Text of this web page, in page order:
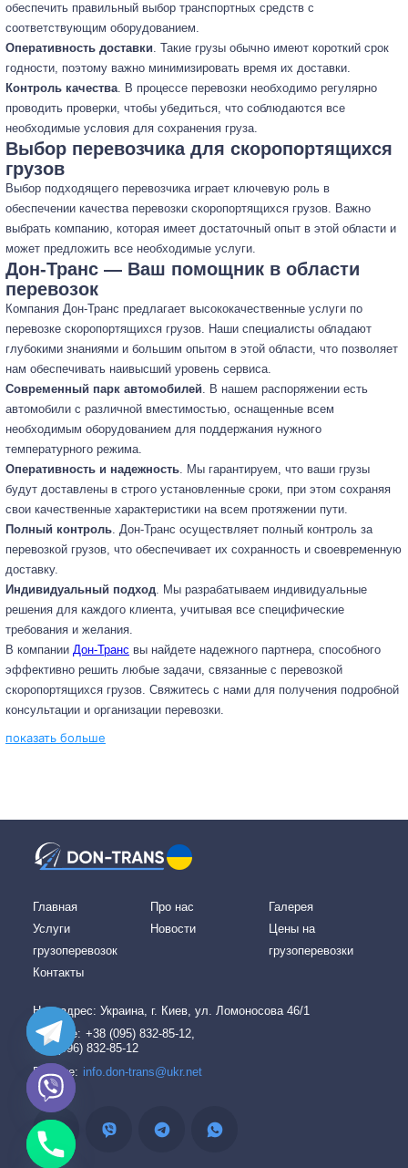
обеспечить правильный выбор транспортных средств с
соответствующим оборудованием.
Оперативность доставки. Такие грузы обычно имеют короткий срок
годности, поэтому важно минимизировать время их доставки.
Контроль качества. В процессе перевозки необходимо регулярно
проводить проверки, чтобы убедиться, что соблюдаются все
необходимые условия для сохранения груза.
Выбор перевозчика для скоропортящихся
грузов
Выбор подходящего перевозчика играет ключевую роль в
обеспечении качества перевозки скоропортящихся грузов. Важно
выбрать компанию, которая имеет достаточный опыт в этой области и
может предложить все необходимые услуги.
Дон-Транс — Ваш помощник в области
перевозок
Компания Дон-Транс предлагает высококачественные услуги по
перевозке скоропортящихся грузов. Наши специалисты обладают
глубокими знаниями и большим опытом в этой области, что позволяет
нам обеспечивать наивысший уровень сервиса.
Современный парк автомобилей. В нашем распоряжении есть
автомобили с различной вместимостью, оснащенные всем
необходимым оборудованием для поддержания нужного
температурного режима.
Оперативность и надежность. Мы гарантируем, что ваши грузы
будут доставлены в строго установленные сроки, при этом сохраняя
свои качественные характеристики на всем протяжении пути.
Полный контроль. Дон-Транс осуществляет полный контроль за
перевозкой грузов, что обеспечивает их сохранность и своевременную
доставку.
Индивидуальный подход. Мы разрабатываем индивидуальные
решения для каждого клиента, учитывая все специфические
требования и желания.
В компании Дон-Транс вы найдете надежного партнера, способного
эффективно решить любые задачи, связанные с перевозкой
скоропортящихся грузов. Свяжитесь с нами для получения подробной
консультации и организации перевозки.
показать больше
Главная Про нас
Галерея
Услуги
грузоперевозок
Новости
Цены на
грузоперевозки
Контакты
Наш адреc: Украина, г. Киев, ул. Ломоносова 46/1
Звоните: +38 (095) 832-85-12,
+38 (096) 832-85-12
Пишите: info.don-trans@ukr.net
chaty